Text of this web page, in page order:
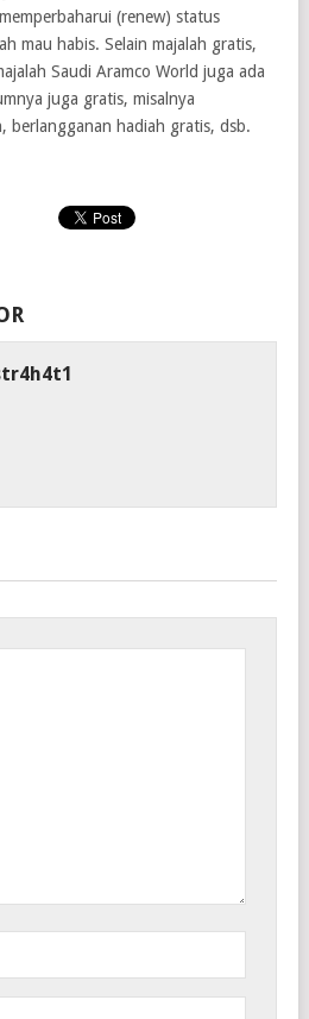
(renew) status
mau habis. Selain majalah gratis,
Saudi Aramco World juga ada
juga gratis, misalnya
berlangganan hadiah gratis, dsb.